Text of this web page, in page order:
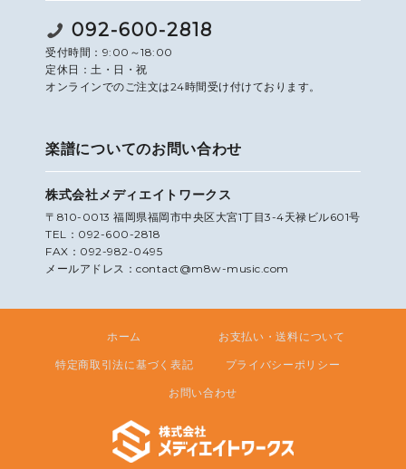
092-600-2818
受付時間：9:00～18:00
定休日：土・日・祝
オンラインでのご注文は24時間受け付けております。
楽譜についてのお問い合わせ
株式会社メディエイトワークス
〒810-0013 福岡県福岡市中央区大宮1丁目3-4天禄ビル601号
TEL：092-600-2818
FAX：092-982-0495
メールアドレス：contact@m8w-music.com
ホーム お支払い・送料について
特定商取引法に基づく表記 プライバシーポリシー
お問い合わせ